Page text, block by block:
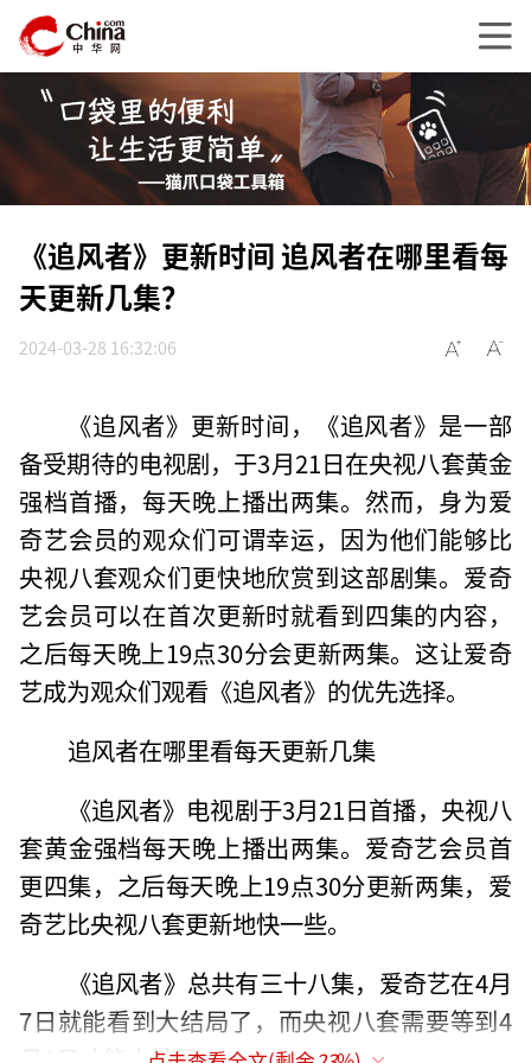
《追风者》更新时间 追风者在哪里看每
天更新几集？
2024-03-28 16:32:06
《追风者》更新时间，《追风者》是一部
备受期待的电视剧，于3月21日在央视八套黄金
强档首播，每天晚上播出两集。然而，身为爱
奇艺会员的观众们可谓幸运，因为他们能够比
央视八套观众们更快地欣赏到这部剧集。爱奇
艺会员可以在首次更新时就看到四集的内容，
之后每天晚上19点30分会更新两集。这让爱奇
艺成为观众们观看《追风者》的优先选择。
追风者在哪里看每天更新几集
《追风者》电视剧于3月21日首播，央视八
套黄金强档每天晚上播出两集。爱奇艺会员首
更四集，之后每天晚上19点30分更新两集，爱
奇艺比央视八套更新地快一些。
《追风者》总共有三十八集，爱奇艺在4月
7日就能看到大结局了，而央视八套需要等到4